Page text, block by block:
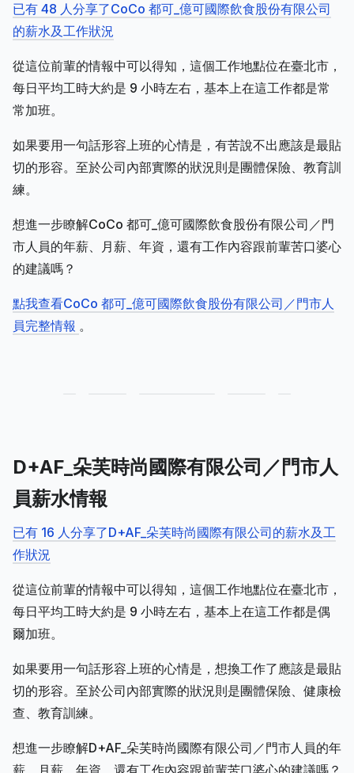
已有 48 人分享了CoCo 都可_億可國際飲食股份有限公司
的薪水及工作狀況
從這位前輩的情報中可以得知，這個工作地點位在臺北市，
每日平均工時大約是 9 小時左右，基本上在這工作都是常
常加班。
如果要用一句話形容上班的心情是，有苦說不出應該是最貼
切的形容。至於公司內部實際的狀況則是團體保險、教育訓
練。
想進一步瞭解CoCo 都可_億可國際飲食股份有限公司／門
市人員的年薪、月薪、年資，還有工作內容跟前輩苦口婆心
的建議嗎？
點我查看CoCo 都可_億可國際飲食股份有限公司／門市人
員完整情報 。
D+AF_朵芙時尚國際有限公司／門市人
員薪水情報
已有 16 人分享了D+AF_朵芙時尚國際有限公司的薪水及工
作狀況
從這位前輩的情報中可以得知，這個工作地點位在臺北市，
每日平均工時大約是 9 小時左右，基本上在這工作都是偶
爾加班。
如果要用一句話形容上班的心情是，想換工作了應該是最貼
切的形容。至於公司內部實際的狀況則是團體保險、健康檢
查、教育訓練。
想進一步瞭解D+AF_朵芙時尚國際有限公司／門市人員的年
薪、月薪、年資，還有工作內容跟前輩苦口婆心的建議嗎？